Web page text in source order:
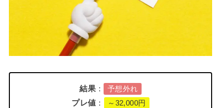
結果： 予想外れ
プレ値 ： ～32,000円